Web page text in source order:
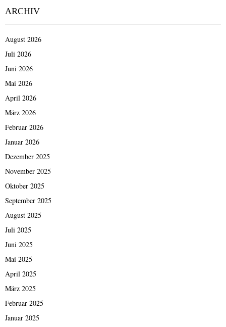
ARCHIV
August 2026
Juli 2026
Juni 2026
Mai 2026
April 2026
März 2026
Februar 2026
Januar 2026
Dezember 2025
November 2025
Oktober 2025
September 2025
August 2025
Juli 2025
Juni 2025
Mai 2025
April 2025
März 2025
Februar 2025
Januar 2025